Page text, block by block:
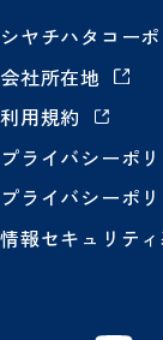
シヤチハタコー
会社所在地
利用規約
プライバシーポ
プライバシーポ
情報セキュリテ